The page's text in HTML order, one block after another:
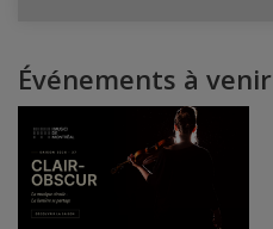
Événements à venir